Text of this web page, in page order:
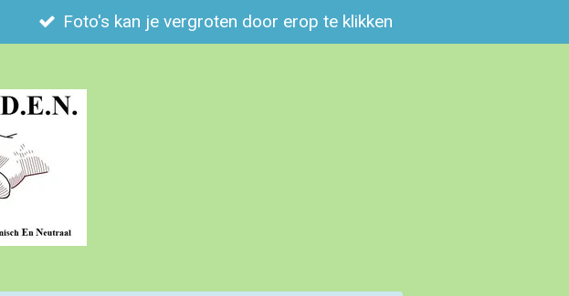
Foto's kan je vergroten door erop te klikken